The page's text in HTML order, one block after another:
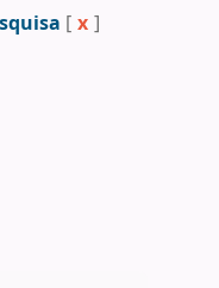
[ x ]